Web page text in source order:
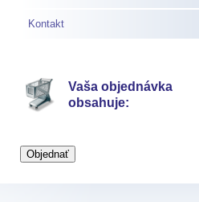
Kontakt
Vaša objednávka
obsahuje: